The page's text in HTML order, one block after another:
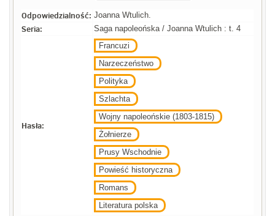
Odpowiedzialność: Joanna Wtulich.
Seria: Saga napoleońska / Joanna Wtulich : t. 4
Hasła:
Francuzi
Narzeczeństwo
Polityka
Szlachta
Wojny napoleońskie (1803-1815)
Żołnierze
Prusy Wschodnie
Powieść historyczna
Romans
Literatura polska